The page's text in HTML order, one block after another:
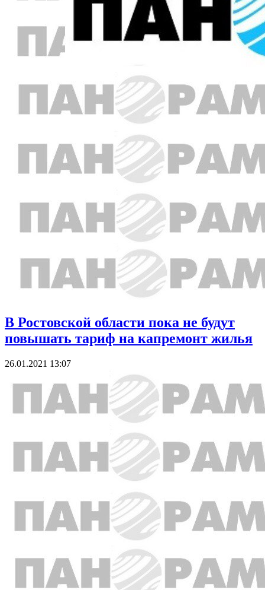
В Ростовской области пока не будут
повышать тариф на капремонт жилья
26.01.2021 13:07